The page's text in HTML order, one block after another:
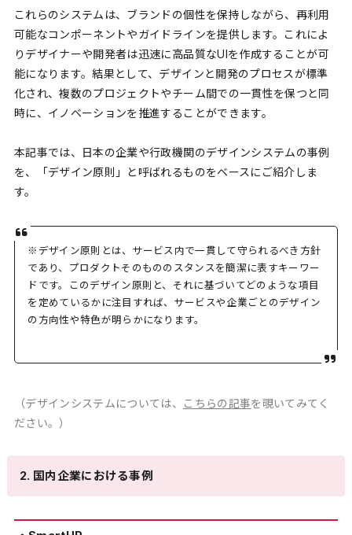
これらのシステムは、ブランドの個性を保持しながら、再利用
可能なコンポーネントやガイドラインを提供します。これによ
りデザイナーや開発者は迅速に高品質なUIを作成することが可
能になります。結果として、デザインと開発のプロセスが標準
化され、複数のプロジェクトやチーム間での一貫性を保つと同
時に、イノベーションを推進することができます。
本記事では、日本の企業や行政機関のデザインシステムの事例
を、「デザイン原則」と呼ばれるものをベースにご紹介しま
す。
※デザイン原則とは、サービス内で一貫して守られるべき方針
であり、プロダクトそのもののスタンスを簡潔に表すキーワー
ドです。このデザイン原則と、それに基づいてどのような項目
を定めているかに注目すれば、サービスや企業ごとのデザイン
の方向性や特色が明らかになります。
（デザインシステムについては、 こちらの記事を覗いてみてく
ださい。）
2. 国内企業における事例